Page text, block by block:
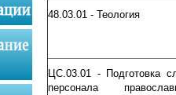
48.03.01 - Теология
ЦС.03.01 - Подготовка
персонала